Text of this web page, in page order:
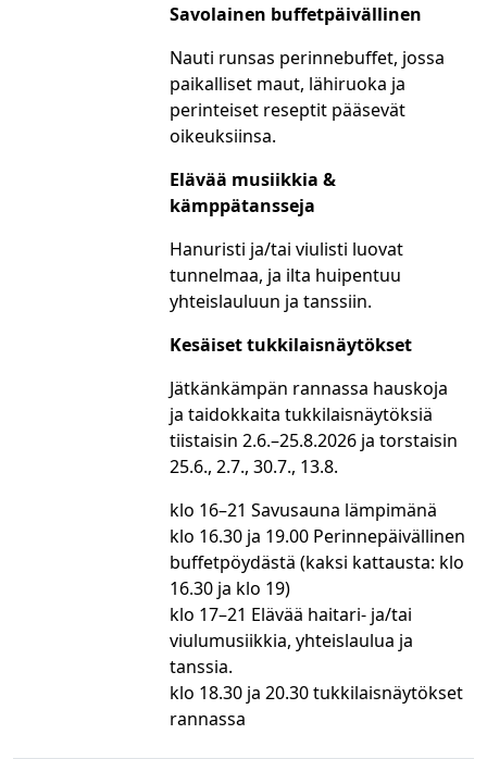
Savolainen buffetpäivällinen
Nauti runsas perinnebuffet, jossa
paikalliset maut, lähiruoka ja
perinteiset reseptit pääsevät
oikeuksiinsa.
Elävää musiikkia &
kämppätansseja
Hanuristi ja/tai viulisti luovat
tunnelmaa, ja ilta huipentuu
yhteislauluun ja tanssiin.
Kesäiset tukkilaisnäytökset
Jätkänkämpän rannassa hauskoja
ja taidokkaita tukkilaisnäytöksiä
tiistaisin 2.6.–25.8.2026 ja torstaisin
25.6., 2.7., 30.7., 13.8.
klo 16–21 Savusauna lämpimänä
klo 16.30 ja 19.00 Perinnepäivällinen
buffetpöydästä (kaksi kattausta: klo
16.30 ja klo 19)
klo 17–21 Elävää haitari- ja/tai
viulumusiikkia, yhteislaulua ja
tanssia.
klo 18.30 ja 20.30 tukkilaisnäytökset
rannassa